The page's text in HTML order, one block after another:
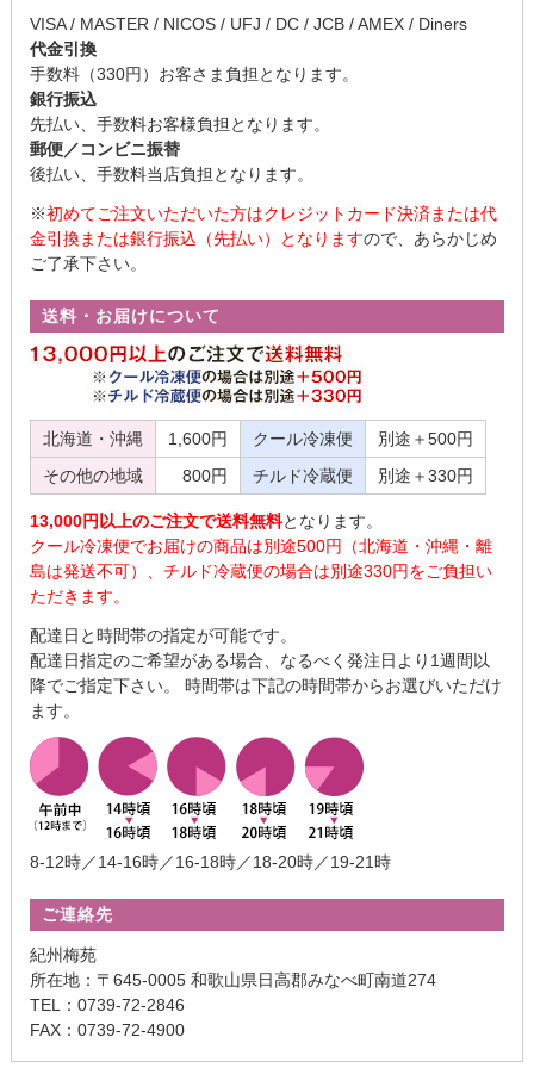
VISA / MASTER / NICOS / UFJ / DC / JCB / AMEX / Diners
代金引換
手数料（330円）お客さま負担となります。
銀行振込
先払い、手数料お客様負担となります。
郵便／コンビニ振替
後払い、手数料当店負担となります。
※初めてご注文いただいた方はクレジットカード決済または代
金引換または銀行振込（先払い）となりますので、あらかじめ
ご了承下さい。
送料・お届けについて
北海道・沖縄 1,600円 クール冷凍便
別途＋500円
その他の地域
800円 チルド冷蔵便 別途＋330円
13,000円以上のご注文で送料無料となります。
クール冷凍便でお届けの商品は別途500円（北海道・沖縄・離
島は発送不可）、チルド冷蔵便の場合は別途330円をご負担い
ただきます。
配達日と時間帯の指定が可能です。
配達日指定のご希望がある場合、なるべく発注日より1週間以
降でご指定下さい。 時間帯は下記の時間帯からお選びいただけ
ます。
8-12時／14-16時／16-18時／18-20時／19-21時
ご連絡先
紀州梅苑
所在地：〒645-0005 和歌山県日高郡みなべ町南道274
TEL：0739-72-2846
FAX：0739-72-4900